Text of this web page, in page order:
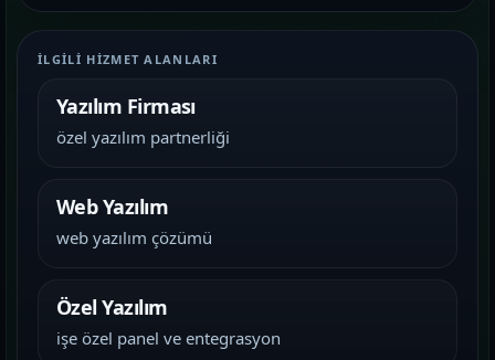
İLGILI HIZMET ALANLARI
Yazılım Firması
özel yazılım partnerliği
Web Yazılım
web yazılım çözümü
Özel Yazılım
işe özel panel ve entegrasyon